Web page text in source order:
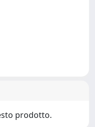
prodotto.